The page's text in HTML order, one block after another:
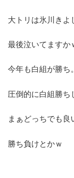
大トリは氷川きよ
最後泣いてますか
今年も白組が勝ち。
圧倒的に白組勝
まぁどっちでも良
勝ち負けとかｗ